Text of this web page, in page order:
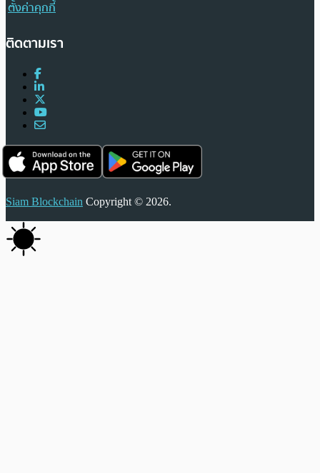
ตั้งค่าคุกกี้
ติดตามเรา
Siam Blockchain Copyright © 2026.